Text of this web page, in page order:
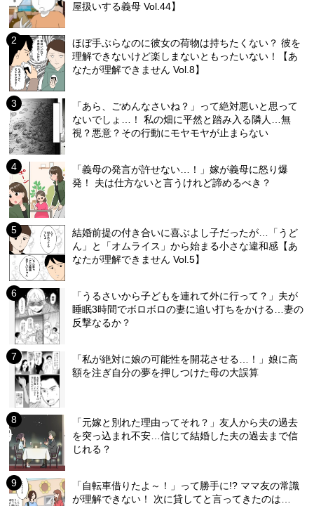
屋扱いする義母 Vol.44】
ほぼ手ぶらなのに彼女の荷物は持ちたくない？ 彼を
理解できないけど楽しまないともったいない！【あ
なたが理解できません Vol.8】
「あら、ごめんなさいね？」って絶対悪いと思って
ないでしょ…！ 私の畑に平然と踏み入る隣人…無
視？悪意？その行動にモヤモヤが止まらない
「義母の発言が許せない…！」嫁が義母に怒り爆
発！ 夫は仕方ないと言うけれど諦めるべき？
結婚前提の付き合いに喜ぶよし子だったが…「うど
ん」と「オムライス」から始まる小さな違和感【あ
なたが理解できません Vol.5】
「うるさいから子どもを連れて外に行って？」夫が
睡眠3時間でボロボロの妻に追い打ちをかける…妻の
反撃なるか？
「私が絶対に娘の可能性を開花させる…！」娘に高
額を注ぎ自分の夢を押しつけた母の大誤算
「元嫁と別れた理由ってそれ？」友人から夫の過去
を突っ込まれ不安…信じて結婚した夫の過去まで信
じれる？
「自転車借りたよ～！」って勝手に!? ママ友の常識
が理解できない！ 次に貸してと言ってきたのは…